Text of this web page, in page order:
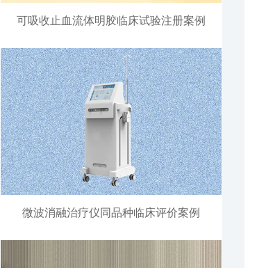
可吸收止血流体明胶临床试验注册案例
微波消融治疗仪同品种临床评价案例